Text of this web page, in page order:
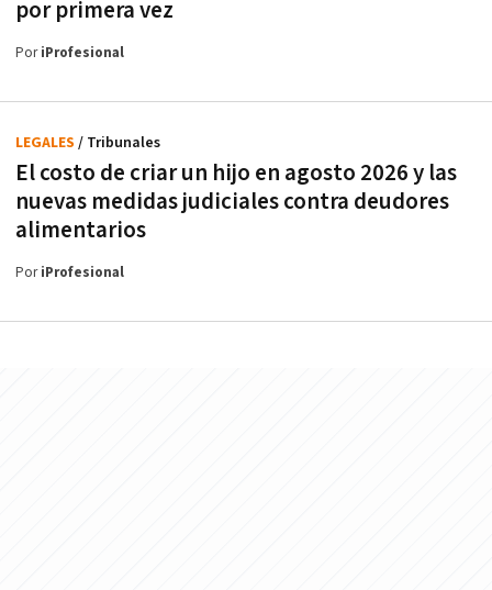
por primera vez
PoriProfesional
El costo de criar un hijo en agosto 2026 y las
nuevas medidas judiciales contra deudores
alimentarios
LEGALES / Tribunales
PoriProfesional